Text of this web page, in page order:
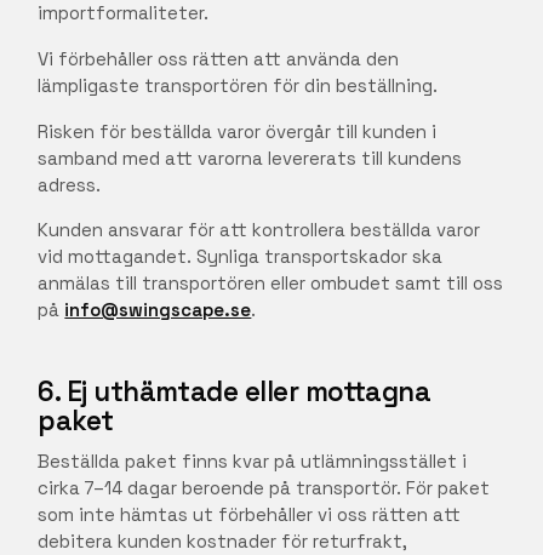
importformaliteter.
Vi förbehåller oss rätten att använda den
lämpligaste transportören för din beställning.
Risken för beställda varor övergår till kunden i
samband med att varorna levererats till kundens
adress.
Kunden ansvarar för att kontrollera beställda varor
vid mottagandet. Synliga transportskador ska
anmälas till transportören eller ombudet samt till oss
på info@swingscape.se.
6. Ej uthämtade eller mottagna
paket
Beställda paket finns kvar på utlämningsstället i
cirka 7–14 dagar beroende på transportör. För paket
som inte hämtas ut förbehåller vi oss rätten att
debitera kunden kostnader för returfrakt,